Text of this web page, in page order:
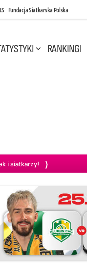
Fundacja Siatkarska Polska
RANKINGI
i siatkarzy!